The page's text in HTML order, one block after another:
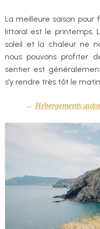
La meilleure saison
littoral est le printemps.
soleil et la chaleur ne
nous pouvons profiter
sentier est
s’y rendre très tôt le
→ Hébergements